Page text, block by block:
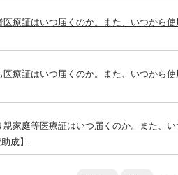
医療証はいつ届くのか。また、いつから
医療証はいつ届くのか。また、いつから
家庭等医療証はいつ届くのか。また、い
成】